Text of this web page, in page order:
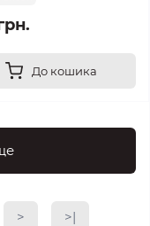
До кошика
> >|